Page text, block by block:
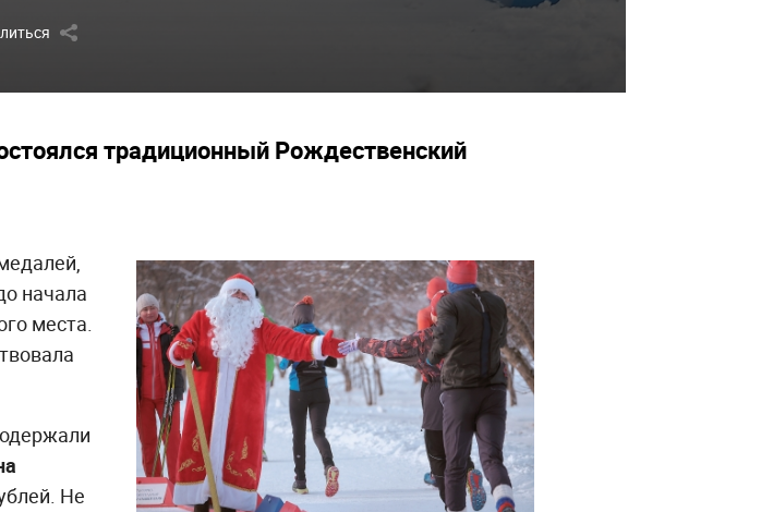
традиционный Рождественский
начала
места.
Не